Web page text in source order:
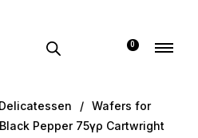
0
Delicatessen
Wafers for
Pepper 75γρ Cartwright